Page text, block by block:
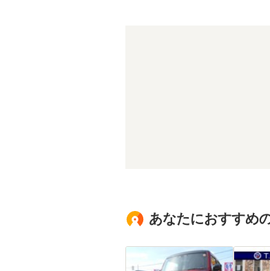
あなたにおすすめ